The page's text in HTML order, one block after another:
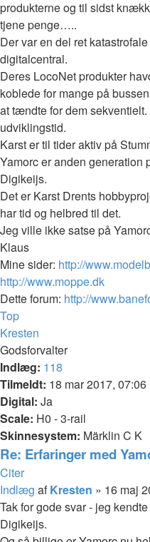
produkterne og til sidst
tjene penge…..
Der var en del ret
digitalcentral.
Deres LocoNet produkter
koblede for mange på
at tændte for dem
udviklingstid.
Karst er til tider aktiv på
Yamorc er anden generation
Digikeijs.
Det er Karst Drents
har tid og helbred til det.
Jeg ville ikke satse på
Klaus
Mine sider: http://
http://www.moppe.dk
Dette forum: http://
Top
Kresten
Godsforvalter
Indlæg: 118
Tilmeldt: 18 mar 2017, 07:06
Digital: Ja
Scale: H0 - 3-rail
Skinnesystem: Märklin C K
Re: Erfaringer med
Citer
Indlæg afKresten » 16 maj
Tak for gode svar - jeg
Digikeijs.